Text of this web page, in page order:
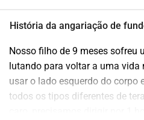
História da angariação de
Nosso filho de 9 meses sofreu
lutando para voltar a uma vida
usar o lado esquerdo do corpo
todos os tipos diferentes de